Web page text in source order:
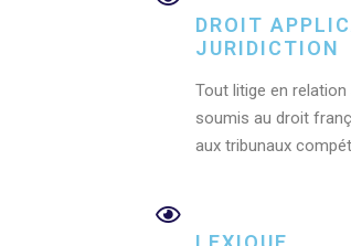
DROIT
JURIDICTION
Tout litige en
soumis au droit
aux tribunaux